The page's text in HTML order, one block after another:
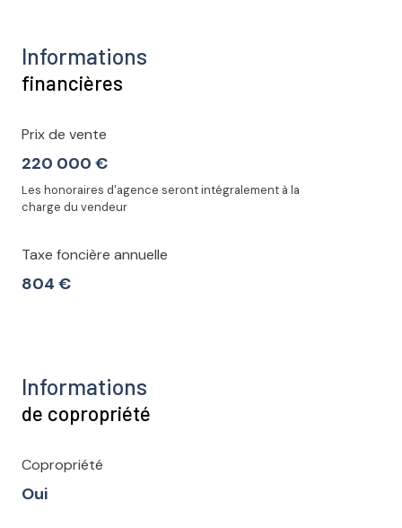
Informations
financières
Prix de vente
220 000 €
Les honoraires d'agence seront intégralement à la
charge du vendeur
Taxe foncière annuelle
804 €
Informations
de copropriété
Copropriété
Oui